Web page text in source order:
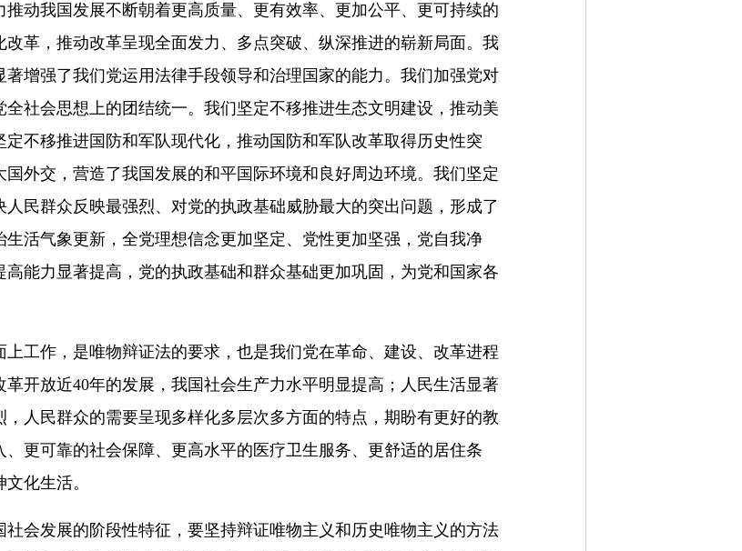
动我国发展不断朝着更高质量、更有效率、更加公平、更可持续的
革，推动改革呈现全面发力、多点突破、纵深推进的崭新局面。我
增强了我们党运用法律手段领导和治理国家的能力。我们加强党对
社会思想上的团结统一。我们坚定不移推进生态文明建设，推动美
不移推进国防和军队现代化，推动国防和军队改革取得历史性突
外交，营造了我国发展的和平国际环境和良好周边环境。我们坚定
民群众反映最强烈、对党的执政基础威胁最大的突出问题，形成了
活气象更新，全党理想信念更加坚定、党性更加坚强，党自我净
能力显著提高，党的执政基础和群众基础更加巩固，为党和国家各
工作，是唯物辩证法的要求，也是我们党在革命、建设、改革进程
开放近40年的发展，我国社会生产力水平明显提高；人民生活显著
人民群众的需要呈现多样化多层次多方面的特点，期盼有更好的教
更可靠的社会保障、更高水平的医疗卫生服务、更舒适的居住条
化生活。
会发展的阶段性特征，要坚持辩证唯物主义和历史唯物主义的方法